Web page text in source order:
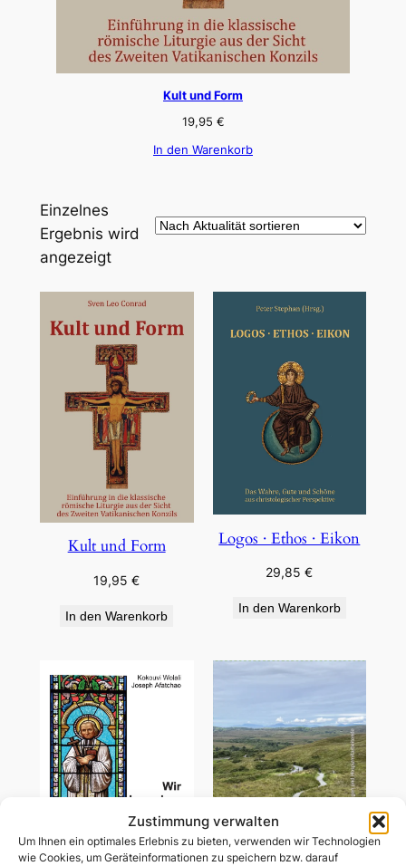
Zustimmung verwalten
Um Ihnen ein optimales Erlebnis zu bieten, verwenden wir Technologien
wie Cookies, um Geräteinformationen zu speichern bzw. darauf
Kult und Form
19,95 €
In den Warenkorb
Einzelnes
Ergebnis wird
angezeigt
Kult und Form
19,95€
In den Warenkorb
Logos · Ethos · Eikon
29,85€
In den Warenkorb